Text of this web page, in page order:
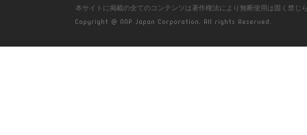
本サイトに掲載の全てのコンテンツは著作権法により無断使用は固く禁じ